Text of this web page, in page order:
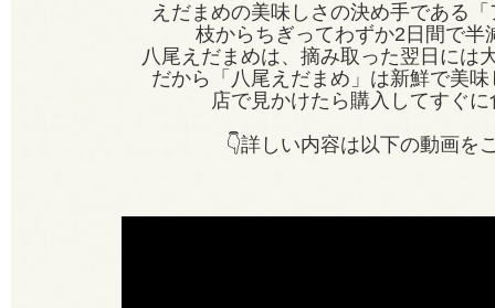
えだまめの美味しさの決め手である
枝からちぎってわずか2日間で半
八尾えだまめは、摘み取った翌日には
だから「八尾えだまめ」は新鮮で美
店で見かけたら購入してすぐ
👇詳しい内容は以下の動画を